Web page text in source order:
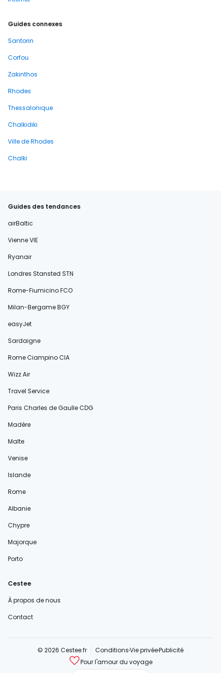
Guides connexes
Santorin
Corfou
Zakinthos
Rhodes
Thessalonique
Chalkidiki
Ville de Rhodes
Chalki
Guides des tendances
airBaltic
Vienne VIE
Ryanair
Londres Stansted STN
Rome-Fiumicino FCO
Milan-Bergame BGY
easyJet
Sardaigne
Rome Ciampino CIA
Wizz Air
Travel Service
Paris Charles de Gaulle CDG
Madère
Malte
Venise
Islande
Rome
Albanie
Chypre
Majorque
Porto
Cestee
À propos de nous
Contact
© 2026 Cestee.fr ConditionsVie privéePublicité
Pour l'amour du voyage
cestee.com